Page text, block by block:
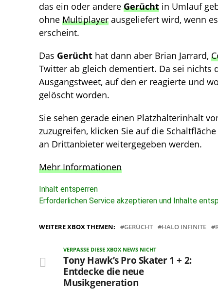
das ein oder andere Gerücht in Umlauf
ohne Multiplayer ausgeliefert wird, wenn
erscheint.
Das Gerücht hat dann aber Brian Jarrard,
Twitter ab gleich dementiert. Da sei nichts
Ausgangstweet, auf den er reagierte und
gelöscht worden.
Sie sehen gerade einen Platzhalterinhalt
zuzugreifen, klicken Sie auf die
an Drittanbieter weitergegeben werden.
Mehr Informationen
Inhalt entsperren
Erforderlichen Service akzeptieren und Inhalte
WEITERE XBOX THEMEN: GERÜCHT HALO INFINITE
VERPASSE DIESE XBOX NEWS NICHT
Tony Hawk’s Pro Skater 1 + 2:
Entdecke die neue
Musikgeneration